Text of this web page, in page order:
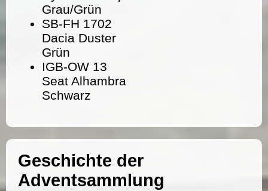
Grau/Grün
SB-FH 1702
Dacia Duster
Grün
IGB-OW 13
Seat Alhambra
Schwarz
Geschichte der
Adventsammlung